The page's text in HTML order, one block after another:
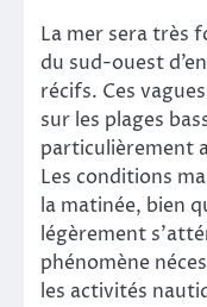
La mer sera très
du sud-ouest
récifs. Ces
sur les plages
particulièrement
Les conditions
la matinée, bien
légèrement
phénomène
les activités